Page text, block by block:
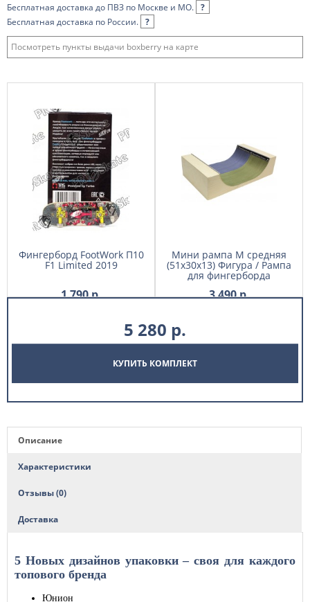
Бесплатная доставка до ПВЗ по Москве и МО. ?
Бесплатная доставка по России. ?
Посмотреть пункты выдачи boxberry на карте
Фингерборд FootWork П10
F1 Limited 2019
1 790р.
Мини рампа M средняя
(51х30х13) Фигура / Рампа
для фингерборда
3 490р.
5 280 р.
КУПИТЬ КОМПЛЕКТ
Описание
Характеристики
Отзывы (0)
Доставка
5 Новых дизайнов упаковки – своя для каждого
топового бренда
Юнион